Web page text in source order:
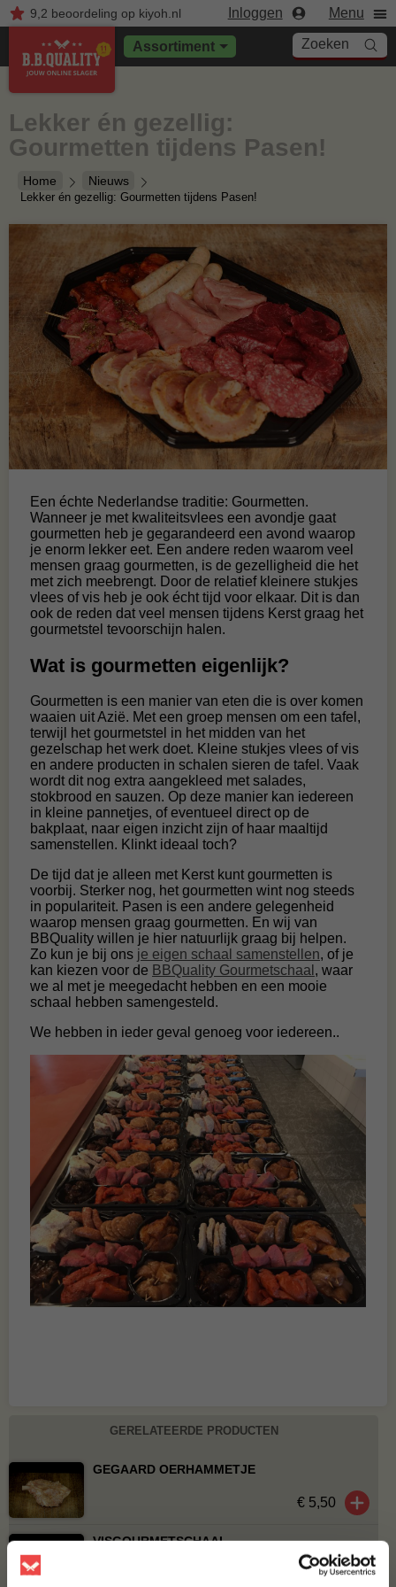
9,2 beoordelingop kiyoh.nl Inloggen Menu
Assortiment Zoeken
Home Nieuws
Lekker én gezellig: Gourmetten tijdens Pasen!
Lekker én gezellig:
Gourmetten tijdens Pasen!
Een échte Nederlandse traditie: Gourmetten.
Wanneer je met kwaliteitsvlees een avondje gaat
gourmetten heb je gegarandeerd een avond waarop
je enorm lekker eet. Een andere reden waarom veel
mensen graag gourmetten, is de gezelligheid die het
met zich meebrengt. Door de relatief kleinere stukjes
vlees of vis heb je ook écht tijd voor elkaar. Dit is dan
ook de reden dat veel mensen tijdens Kerst graag het
gourmetstel tevoorschijn halen.
Wat is gourmetten eigenlijk?
Gourmetten is een manier van eten die is over komen
waaien uit Azië. Met een groep mensen om een tafel,
terwijl het gourmetstel in het midden van het
gezelschap het werk doet. Kleine stukjes vlees of vis
en andere producten in schalen sieren de tafel. Vaak
wordt dit nog extra aangekleed met salades,
stokbrood en sauzen. Op deze manier kan iedereen
in kleine pannetjes, of eventueel direct op de
bakplaat, naar eigen inzicht zijn of haar maaltijd
samenstellen. Klinkt ideaal toch?
De tijd dat je alleen met Kerst kunt gourmetten is
voorbij. Sterker nog, het gourmetten wint nog steeds
in populariteit. Pasen is een andere gelegenheid
waarop mensen graag gourmetten. En wij van
BBQuality willen je hier natuurlijk graag bij helpen.
Zo kun je bij ons je eigen schaal samenstellen, of je
kan kiezen voor de BBQuality Gourmetschaal , waar
we al met je meegedacht hebben en een mooie
schaal hebben samengesteld.
We hebben in ieder geval genoeg voor iedereen..
GERELATEERDE PRODUCTEN
GEGAARD OERHAMMETJE
€ 5,50
VISGOURMETSCHAAL
€ 47,50